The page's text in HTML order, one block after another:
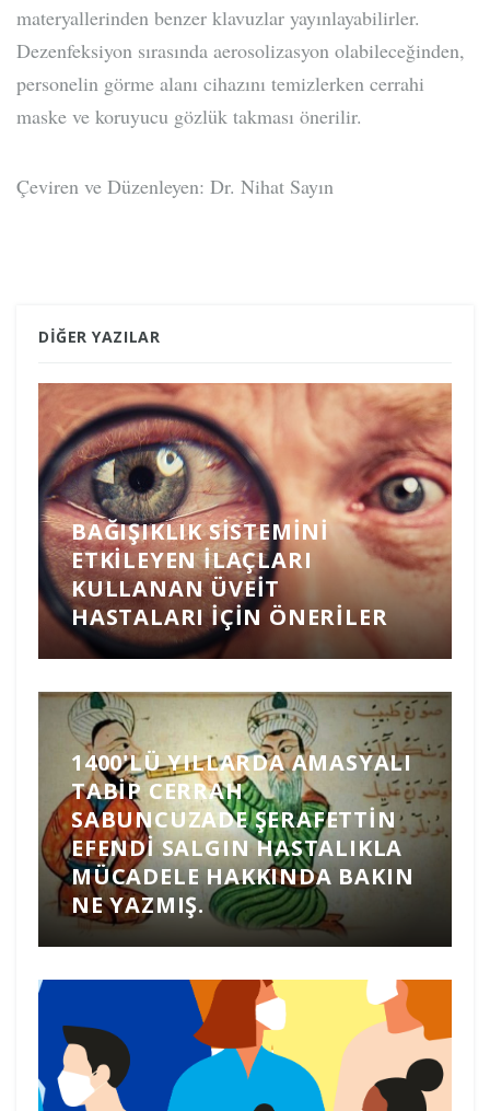
materyallerinden benzer klavuzlar yayınlayabilirler.
Dezenfeksiyon sırasında aerosolizasyon olabileceğinden,
personelin görme alanı cihazını temizlerken cerrahi
maske ve koruyucu gözlük takması önerilir.
Çeviren ve Düzenleyen: Dr. Nihat Sayın
DIĞER YAZILAR
BAĞIŞIKLIK SISTEMINI
ETKILEYEN İLAÇLARI
KULLANAN ÜVEIT
HASTALARI İÇIN ÖNERILER
1400'LÜ YILLARDA AMASYALI
TABIP CERRAH
SABUNCUZADE ŞERAFETTIN
EFENDI SALGIN HASTALIKLA
MÜCADELE HAKKINDA BAKIN
NE YAZMIŞ.